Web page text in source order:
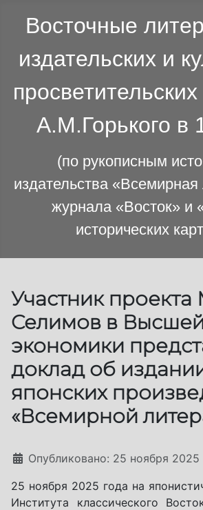
Восточные
издательских и
А.М.Горького в
(по рукописным
издательства «Всемирная
журнала «Восток» и
исторических
Участник проекта
Селимов в
экономики
доклад об
японских
«Всемирной
Информация о материале
Опубликовано: 25 ноября 2025
25 ноября 2025 года на
Института классического